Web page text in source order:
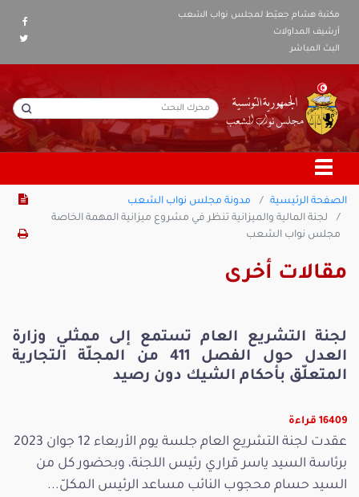
مكتبة هشام جعيّط لمجلس نواب الشعب
أرشيف المداولات
البث المباشر
الصفحة الرئيسية
مدونة مجلس نواب الشعب
لجنة المالية والميزانية تنظر في مشروع ميزانية المهمة الخاصة
مجلس نواب الشعب
مقالات أخرى
لجنة التشريع العام تستمع إلى ممثلي وزارة
العدل حول الفصل 411 من المجلّة التجارية
المتعلّق بأحكام الشيك دون رصيد
16409 قراءة
عقدت لجنة التشريع العام جلسة يوم الأربعاء 12 جوان 2023
برئاسة السيد ياسر قراري رئيس اللجنة، وبحضور كل من
السيد حسام محجوب النائب مساعد الرئيس المكلّ...